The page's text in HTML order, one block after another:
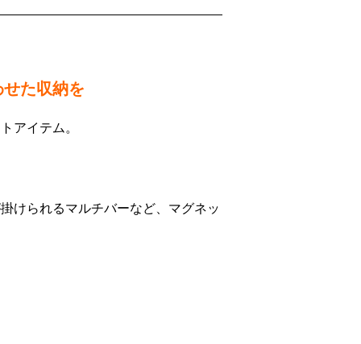
た収納を
アイテム。
けられるマルチバーなど、マグネッ